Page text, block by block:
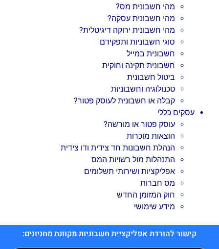
מהי חשבונית מס?
מהי חשבונית עסקה?
מהי חשבונית ירוקה דיגיטלית?
סוגי חשבוניות ותפקידם
חשבונית במייל
חשבונית תקינה וחוקית
ביטול חשבונית
טכנולוגיה וחשבוניות
קבלה או חשבונית לעוסק פטור?
עסקים כללי
עוסק פטור או מורשה?
הוצאות מוכרות
הנהלת חשבונות חד צידית ודו צידית
התנהלות מול רשויות המס
אפליקציות ושירותי תשלומים
מס חברות
חוק המזומן החדש
מידע שימושי
קישור להורדת אפליקציית חשבוניות מקוונת מחניונים: